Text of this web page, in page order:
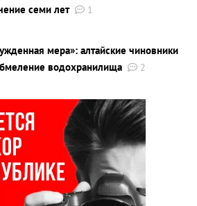
семи лет
1
мера»: алтайские чиновники
водохранилища
2